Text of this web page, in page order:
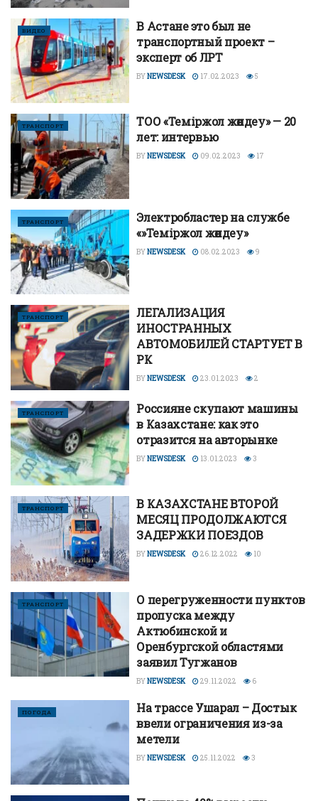
ВИДЕО
В Астане это был не
транспортный проект –
эксперт об ЛРТ
BYNEWSDESK 17.02.2023 5
ТРАНСПОРТ
ТОО «Теміржол жөндеу» — 20
лет: интервью
BYNEWSDESK 09.02.2023 17
ТРАНСПОРТ
Электробластер на службе
«»Теміржол жөндеу»
BYNEWSDESK 08.02.2023 9
ТРАНСПОРТ
ЛЕГАЛИЗАЦИЯ
ИНОСТРАННЫХ
АВТОМОБИЛЕЙ СТАРТУЕТ В
РК
BYNEWSDESK 23.01.2023 2
ТРАНСПОРТ
Россияне скупают машины
в Казахстане: как это
отразится на авторынке
BYNEWSDESK 13.01.2023 3
ТРАНСПОРТ
В КАЗАХСТАНЕ ВТОРОЙ
МЕСЯЦ ПРОДОЛЖАЮТСЯ
ЗАДЕРЖКИ ПОЕЗДОВ
BYNEWSDESK 26.12.2022 10
ТРАНСПОРТ
О перегруженности пунктов
пропуска между
Актюбинской и
Оренбургской областями
заявил Тугжанов
BYNEWSDESK 29.11.2022 6
ПОГОДА
На трассе Ушарал – Достык
ввели ограничения из-за
метели
BYNEWSDESK 25.11.2022 3